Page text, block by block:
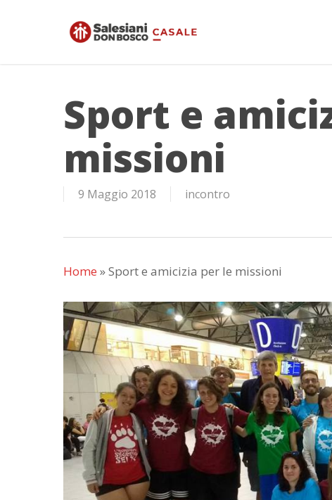
Sport e
missioni
9 Maggio 2018 incontro
Home »Sport e amicizia per le missioni